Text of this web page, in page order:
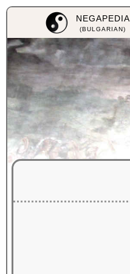
NEGAPEDIA
(BULGARIAN)